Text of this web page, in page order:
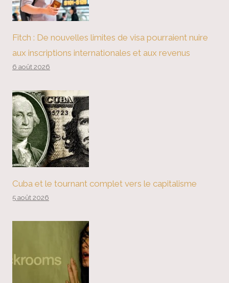
Fitch : De nouvelles limites de visa pourraient nuire
aux inscriptions internationales et aux revenus
6 août 2026
Cuba et le tournant complet vers le capitalisme
5 août 2026